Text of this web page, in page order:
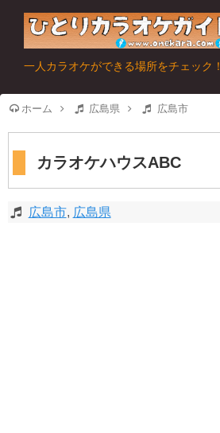
一人カラオケができる場所をチェック！
ホーム 広島県 広島市
カラオケハウスABC
広島市, 広島県